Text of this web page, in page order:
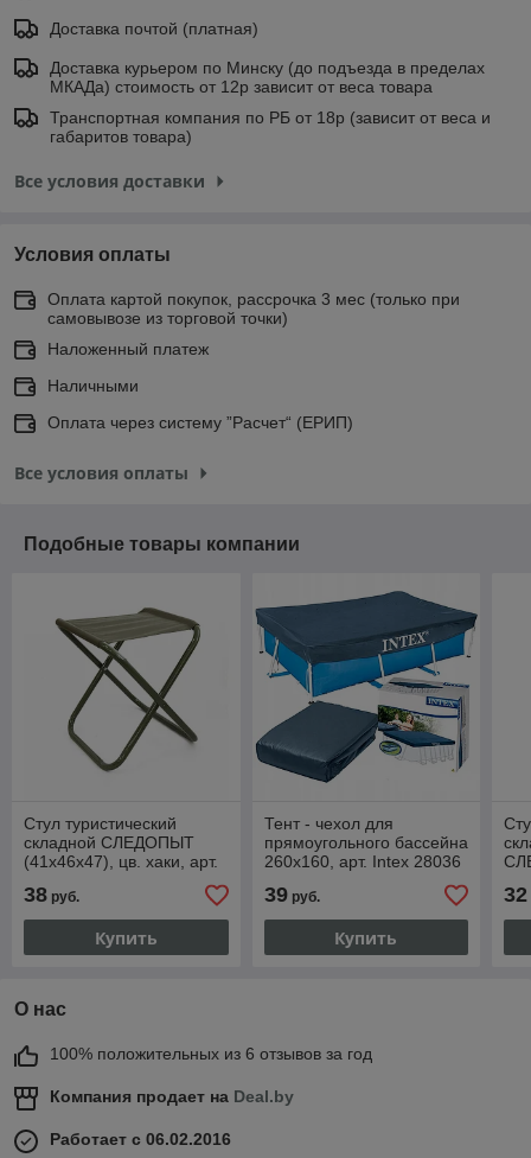
Доставка почтой (платная)
Доставка курьером по Минску (до подъезда в пределах
МКАДа) стоимость от 12р зависит от веса товара
Транспортная компания по РБ от 18р (зависит от веса и
габаритов товара)
Все условия доставки
Условия оплаты
Оплата картой покупок, рассрочка 3 мес (только при
самовывозе из торговой точки)
Наложенный платеж
Наличными
Оплата через систему ”Расчет“ (ЕРИП)
Все условия оплаты
Подобные товары компании
Стул туристический
складной СЛЕДОПЫТ
(41х46х47), цв. хаки, арт.
38 руб.
Купить
Тент - чехол для
прямоугольного бассейна
260х160, арт. Intex 28036
39руб.
Купить
32
О нас
100% положительных из 6 отзывов за год
Компания продает на Deal.by
Работает с 06.02.2016